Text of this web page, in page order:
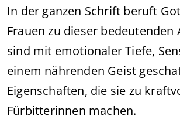
In der ganzen Schrift beruft
Frauen zu dieser bedeutenden
sind mit emotionaler Tiefe,
einem nährenden Geist
Eigenschaften, die sie zu
Fürbitterinnen machen.